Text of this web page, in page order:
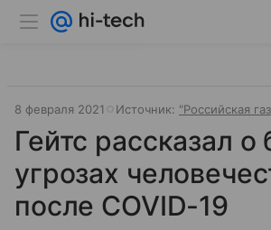
8 февраля 2021 Источник: "Российская
Гейтс рассказал
угрозах
после COVID-19